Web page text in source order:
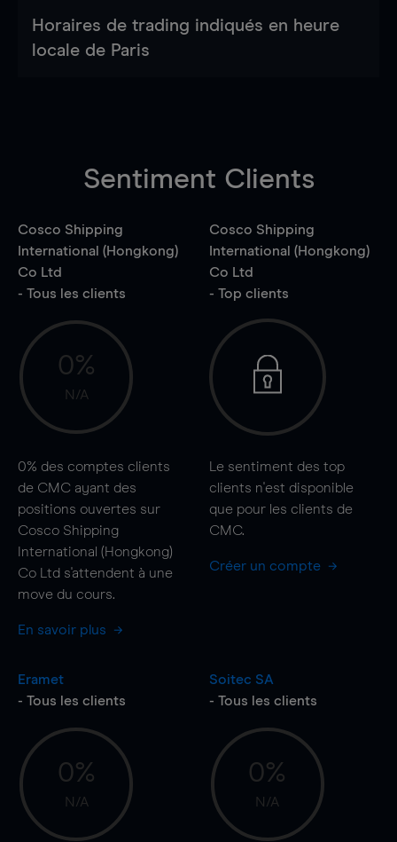
Horaires de trading indiqués en heure
locale de Paris
Sentiment Clients
Cosco Shipping
International (Hongkong)
Co Ltd
- Tous les clients
0%
N/A
0% des comptes clients
de CMC ayant des
positions ouvertes sur
Cosco Shipping
International (Hongkong)
Co Ltd s'attendent à une
move du cours.
En savoir plus
Cosco Shipping
International (Hongkong)
Co Ltd
- Top clients
Le sentiment des top
clients n'est disponible
que pour les clients de
CMC.
Créer un compte
Eramet
- Tous les clients
0%
N/A
Soitec SA
- Tous les clients
0%
N/A